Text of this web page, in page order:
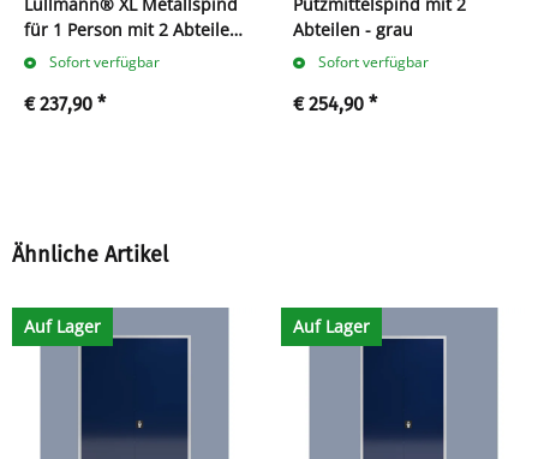
für 1 Person mit 2 Abteilen
- grau/anthrazit
Sofort verfügbar
€ 237,90 *
Abteilen - grau
Sofort verfügbar
€ 254,90 *
Ähnliche Artikel
Auf Lager Auf Lager